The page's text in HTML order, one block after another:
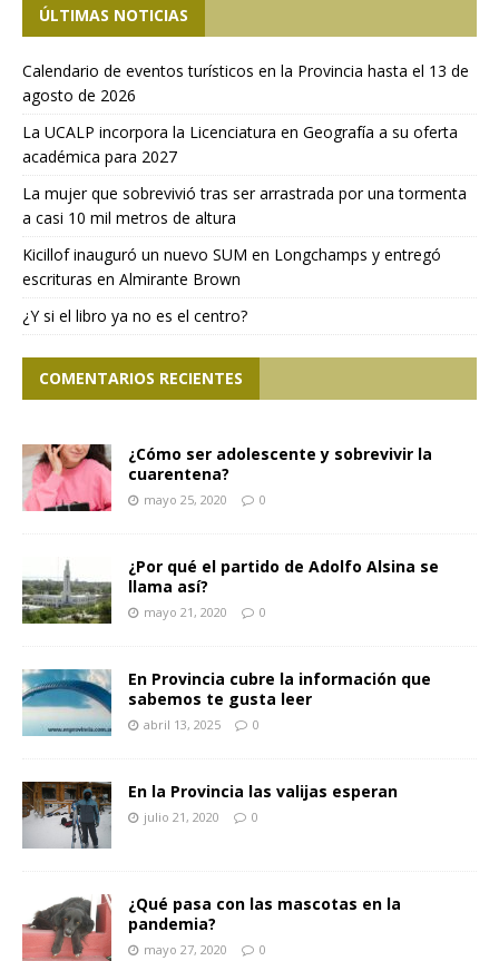
ÚLTIMAS NOTICIAS
Calendario de eventos turísticos en la Provincia hasta el 13 de
agosto de 2026
La UCALP incorpora la Licenciatura en Geografía a su oferta
académica para 2027
La mujer que sobrevivió tras ser arrastrada por una tormenta
a casi 10 mil metros de altura
Kicillof inauguró un nuevo SUM en Longchamps y entregó
escrituras en Almirante Brown
¿Y si el libro ya no es el centro?
COMENTARIOS RECIENTES
¿Cómo ser adolescente y sobrevivir la
cuarentena?
mayo 25, 2020 0
¿Por qué el partido de Adolfo Alsina se
llama así?
mayo 21, 2020 0
En Provincia cubre la información que
sabemos te gusta leer
abril 13, 2025 0
En la Provincia las valijas esperan
julio 21, 2020 0
¿Qué pasa con las mascotas en la
pandemia?
mayo 27, 2020 0